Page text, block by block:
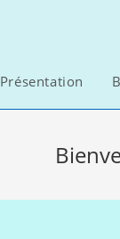
Présentation